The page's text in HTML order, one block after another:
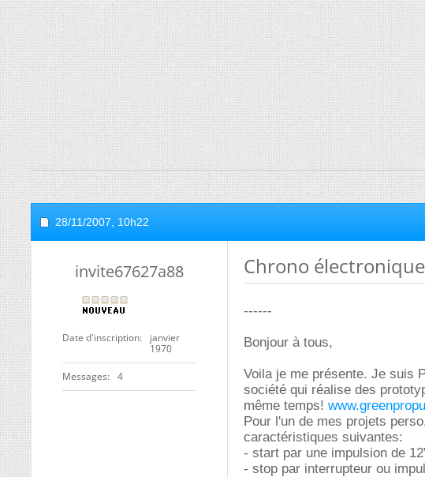
28/11/2007, 10h22
invite67627a88
Date d'inscription
janvier
1970
Messages 4
Chrono électronique
------
Bonjour à tous,
Voila je me présente. Je suis
société qui réalise des
même temps!
Pour l'un de mes projets
caractéristiques suivantes:
- start par une impulsion de
- stop par interrupteur ou